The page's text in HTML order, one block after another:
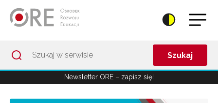
Szukaj
Newsletter ORE – zapisz się!